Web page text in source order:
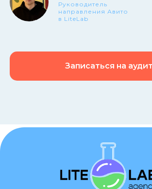
Руководитель
направления Авито
в LiteLab
Записаться на аудит